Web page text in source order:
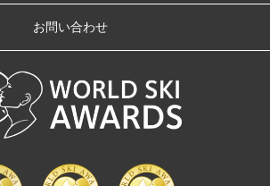
お問い合わせ